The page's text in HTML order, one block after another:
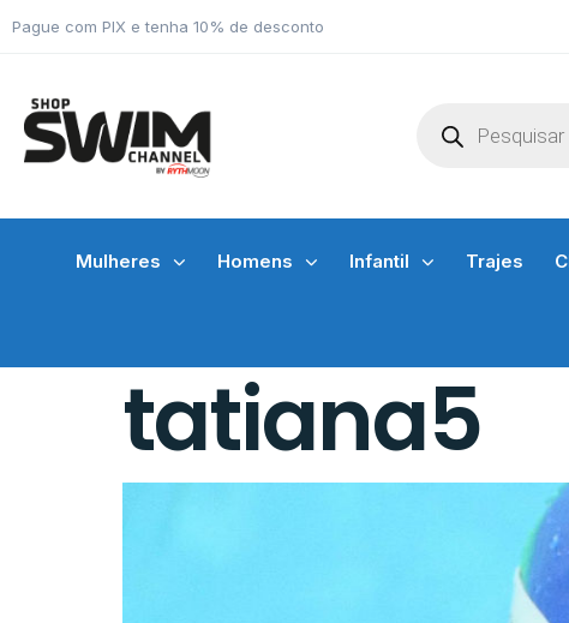
Pague com PIX e tenha 10% de desconto
Mulheres Homens Infantil Trajes
tatiana5